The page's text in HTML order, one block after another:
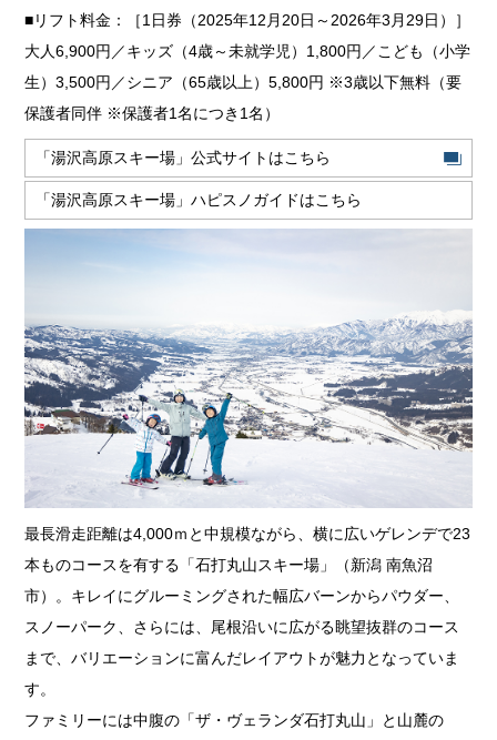
■リフト料金：［1日券（2025年12月20日～2026年3月29日）］
大人6,900円／キッズ（4歳～未就学児）1,800円／こども（小学
生）3,500円／シニア（65歳以上）5,800円 ※3歳以下無料（要
保護者同伴 ※保護者1名につき1名）
「湯沢高原スキー場」公式サイトはこちら
「湯沢高原スキー場」ハピスノガイドはこちら
最長滑走距離は4,000ｍと中規模ながら、横に広いゲレンデで23
本ものコースを有する「石打丸山スキー場」（新潟 南魚沼
市）。キレイにグルーミングされた幅広バーンからパウダー、
スノーパーク、さらには、尾根沿いに広がる眺望抜群のコース
まで、バリエーションに富んだレイアウトが魅力となっていま
す。
ファミリーには中腹の「ザ・ヴェランダ石打丸山」と山麓の